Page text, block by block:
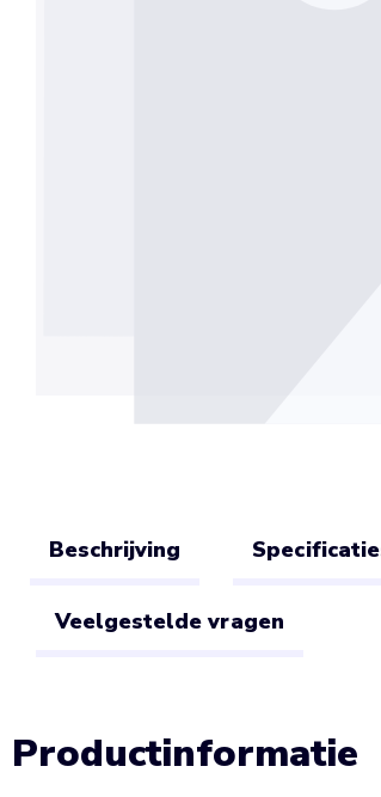
Beschrijving
Veelgestelde vragen
Productinformatie